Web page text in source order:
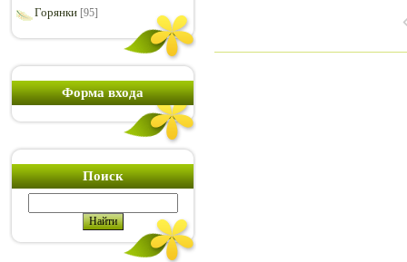
Горянки [95]
Форма входа
Поиск